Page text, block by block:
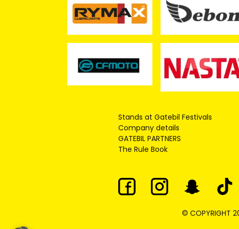
Stands at Gatebil Festivals
Company details
GATEBIL PARTNERS
The Rule Book
© COPYRIGHT